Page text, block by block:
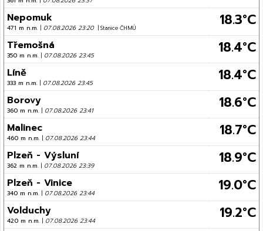
Nepomuk
471 m n.m. | 07.08.2026 23:20 | Stanice ČHMÚ 18.3°C
Třemošná
350 m n.m. | 07.08.2026 23:45 18.4°C
Líně
333 m n.m. | 07.08.2026 23:45 18.4°C
Borovy
360 m n.m. | 07.08.2026 23:41 18.6°C
Malinec
460 m n.m. | 07.08.2026 23:44 18.7°C
Plzeň - Výsluní
362 m n.m. | 07.08.2026 23:39 18.9°C
Plzeň - Vinice
340 m n.m. | 07.08.2026 23:44 19.0°C
Volduchy
420 m n.m. | 07.08.2026 23:44
19.2°C